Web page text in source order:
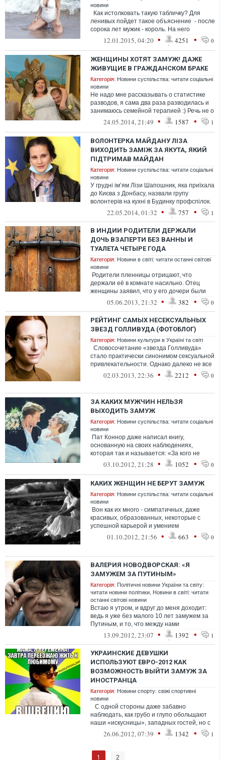
новини
Как истолковать такую табличку? Для
ленивых пойдет такое объяснение - после
сорока лет мужик - король. На него
стайками вешаются одиноки...
12.01.2015, 04:20 • 4251 • 0
ЖЕНЩИНЫ ХОТЯТ ЗАМУЖ! ДАЖЕ
ЖИВУЩИЕ В ГРАЖДАНСКОМ БРАКЕ
Категорія: Новини суспільства: читати соціальні
новини
Не надо мне рассказывать о статистике
разводов, я сама два раза разводилась и
занимаюсь семейной терапией :) Речь не о
стабильности брака. Речь о том,...
24.05.2014, 21:49 • 1587 • 1
ВОЛОНТЕРКА МАЙДАНУ ЛІЗА
ВИХОДИТЬ ЗАМІЖ ЗА ЯКУТА, ЯКИЙ
ПІДТРИМАВ МАЙДАН
Категорія: Новини суспільства: читати соціальні
новини
У грудні ім’ям Лізи Шапошник, яка приїхала
до Києва з Донбасу, назвали групу
волонтерів на кухні в Будинку профспілок.
Тепер активістка мріє гос...
22.05.2014, 01:32 • 757 • 1
В ИНДИИ РОДИТЕЛИ ДЕРЖАЛИ
ДОЧЬ ВЗАПЕРТИ БЕЗ ВАННЫ И
ТУАЛЕТА ЧЕТЫРЕ ГОДА
Категорія: Новини в світі: читати останні світові
новини
Родители пленницы отрицают, что
держали её в комнате насильно. Отец
женщины заявил, что у его дочери были
ревматические проблемы, но она не прин...
05.06.2013, 21:32 • 382 • 0
РЕЙТИНГ САМЫХ НЕСЕКСУАЛЬНЫХ
ЗВЕЗД ГОЛЛИВУДА (ФОТОБЛОГ)
Категорія: Новини культури в Україні та світі
Словосочетание «звезда Голливуда»
стало практически синонимом сексуальной
привлекательности. Однако далеко не все
знаменитости каж...
02.03.2013, 22:36 • 2212 • 0
ЗА КАКИХ МУЖЧИН НЕЛЬЗЯ
ВЫХОДИТЬ ЗАМУЖ
Категорія: Новини суспільства: читати соціальні
новини
Пат Коннор даже написал книгу,
основанную на своих наблюдениях,
которая так и называется: «За кого не
выходить замуж» («Whom Not to Marry»). В
03.10.2012, 21:28 • 1052 • 0
КАКИХ ЖЕНЩИН НЕ БЕРУТ ЗАМУЖ
Категорія: Новини суспільства: читати соціальні
новини
Вон как их много - симпатичных, даже
красивых, образованных, некоторые с
успешной карьерой и умением
зарабатывать деньги. А найти попутчика ...
01.10.2012, 21:56 • 663 • 0
ВАЛЕРИЯ НОВОДВОРСКАЯ: «Я
ЗАМУЖЕМ ЗА ПУТИНЫМ»
Категорія: Політичні новини України та світу:
читати новини політики Новини в світі: читати
останні світові новини
Встаю я утром, и вдруг до меня доходит:
ведь я уже без малого 10 лет замужем за
Путиным, и то, что между нами
происходит, и есть классическая
13.09.2012, 23:07 • 1392 • 1
УКРАИНСКИЕ ДЕВУШКИ
ИСПОЛЬЗУЮТ ЕВРО-2012 КАК
ВОЗМОЖНОСТЬ ВЫЙТИ ЗАМУЖ ЗА
ИНОСТРАНЦА
Категорія: Новини спорту: свіжі спортивні
новини
С одной стороны даже забавно
наблюдать, как грубо и глупо обольщают
наши «искусницы», западных гостей, но с
другой стороны довольно обидн...
26.06.2012, 07:39 • 1342 • 1
1 2